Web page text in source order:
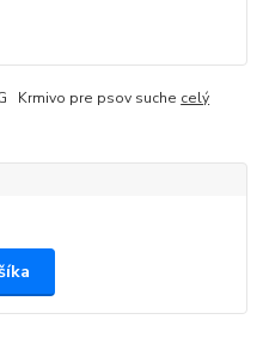
Krmivo pre psov suche celý